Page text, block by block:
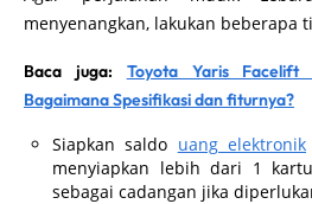
menyenangkan, lakukan beberapa
Baca juga: Toyota Yaris Facelift
Bagaimana Spesifikasi dan fiturnya?
Siapkan saldo uang elektronik
menyiapkan lebih dari 1
sebagai cadangan jika